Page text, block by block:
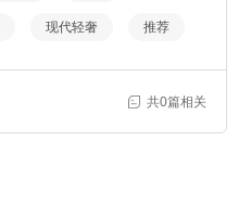
现代轻奢 推荐
共0篇相关